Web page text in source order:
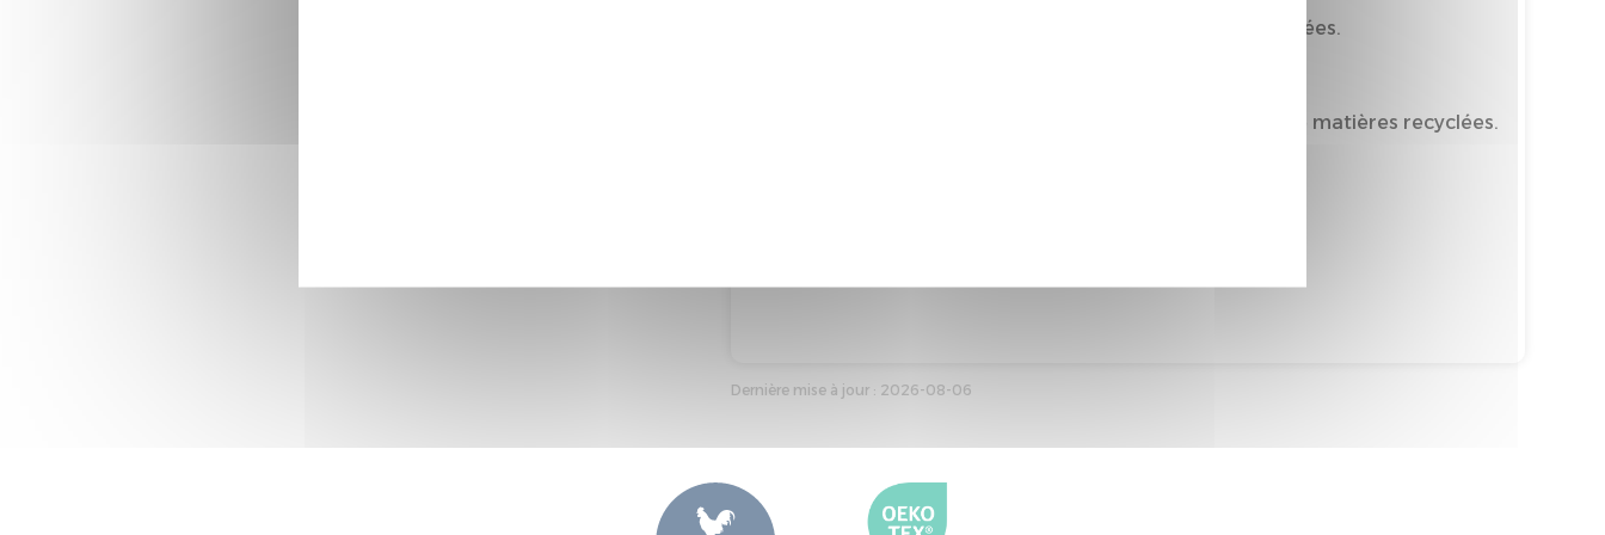
Ce composant comporte au moins 6% de matières recyclées.
L'emballage de ce composant comporte au moins 32% de matières recyclées.
Dernière mise à jour : 2026-08-06